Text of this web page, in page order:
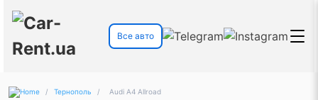
Все авто
/ Тернополь / Audi A4 Allroad